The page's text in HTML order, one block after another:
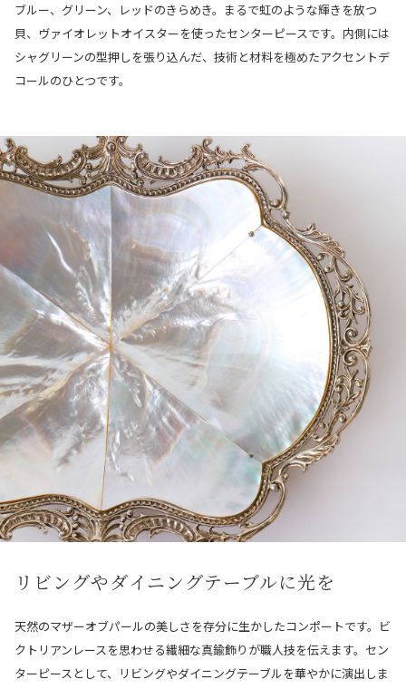
ブルー、グリーン、レッドのきらめき。まるで虹のような輝きを放つ
貝、ヴァイオレットオイスターを使ったセンターピースです。内側には
シャグリーンの型押しを張り込んだ、技術と材料を極めたアクセントデ
コールのひとつです。
リビングやダイニングテーブルに光を
天然のマザーオブパールの美しさを存分に生かしたコンポートです。ビ
クトリアンレースを思わせる繊細な真鍮飾りが職人技を伝えます。セン
ターピースとして、リビングやダイニングテーブルを華やかに演出しま